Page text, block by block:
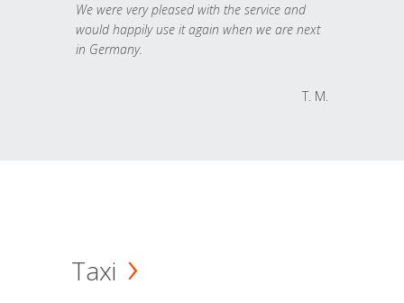
We were very pleased with the service and
would happily use it again when we are next
in Germany.
T. M.
Taxi